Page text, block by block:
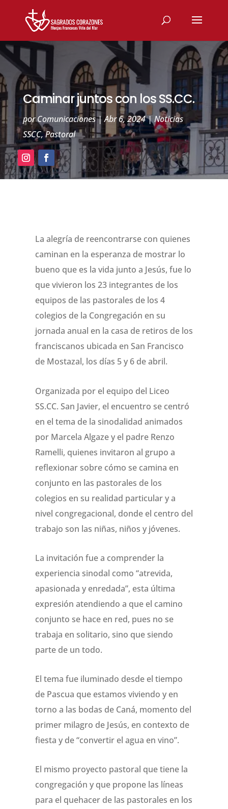
Caminar juntos con los SS.CC.
porComunicaciones|Abr 6, 2024|Noticias
SSCC,Pastoral
La alegría de reencontrarse con quienes
caminan en la esperanza de mostrar lo
bueno que es la vida junto a Jesús, fue lo
que vivieron los 23 integrantes de los
equipos de las pastorales de los 4
colegios de la Congregación en su
jornada anual en la casa de retiros de los
franciscanos ubicada en San Francisco
de Mostazal, los días 5 y 6 de abril.
Organizada por el equipo del Liceo
SS.CC. San Javier, el encuentro se centró
en el tema de la sinodalidad animados
por Marcela Algaze y el padre Renzo
Ramelli, quienes invitaron al grupo a
reflexionar sobre cómo se camina en
conjunto en las pastorales de los
colegios en su realidad particular y a
nivel congregacional, donde el centro del
trabajo son las niñas, niños y jóvenes.
La invitación fue a comprender la
experiencia sinodal como “atrevida,
apasionada y enredada”, esta última
expresión atendiendo a que el camino
conjunto se hace en red, pues no se
trabaja en solitario, sino que siendo
parte de un todo.
El tema fue iluminado desde el tiempo
de Pascua que estamos viviendo y en
torno a las bodas de Caná, momento del
primer milagro de Jesús, en contexto de
fiesta y de “convertir el agua en vino”.
El mismo proyecto pastoral que tiene la
congregación y que propone las líneas
para el quehacer de las pastorales en los